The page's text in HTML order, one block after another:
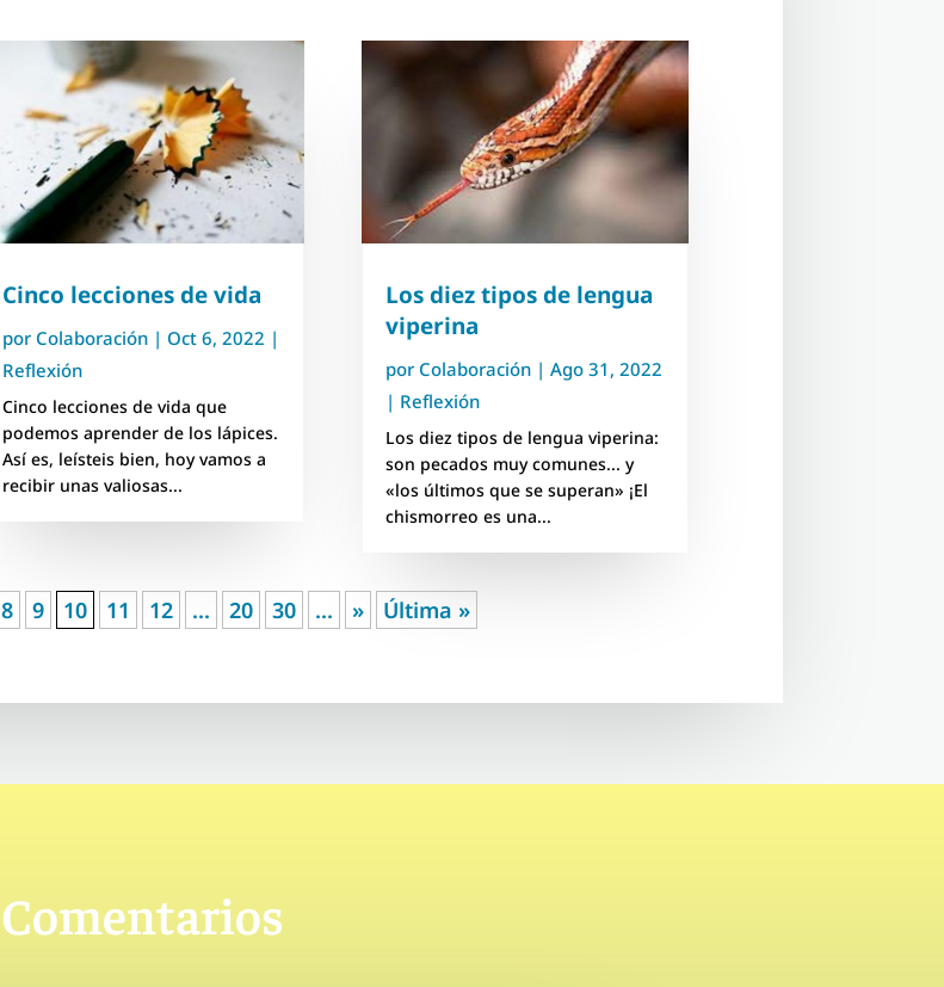
Cinco lecciones de vida
por Colaboración| Oct 6, 2022 |
Reflexión
Cinco lecciones de vida que
podemos aprender de los lápices.
Así es, leísteis bien, hoy vamos a
recibir unas valiosas...
Los diez tipos de lengua
viperina
por Colaboración |Ago 31, 2022
| Reflexión
Los diez tipos de lengua viperina:
son pecados muy comunes... y
«los últimos que se superan» ¡El
chismorreo es una...
8 9 10 11 12 ... 20 30 ... » Última »
Comentarios